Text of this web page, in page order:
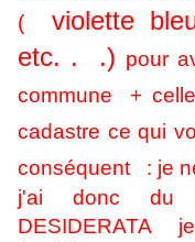
(
violette
etc. . .) pour
commune +
cadastre ce qui
conséquent : je
j'ai donc du
DESIDERATA